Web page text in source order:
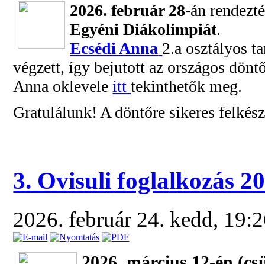
2026. február 28-án
Egyéni Diákolimpiát.
Ecsédi Anna 2.a osztályos
végzett, így bejutott az országos
Anna oklevele itttekinthetők meg.
Gratulálunk! A döntőre sikeres
3. Ovisuli foglalkozás
2026. február 24. kedd,